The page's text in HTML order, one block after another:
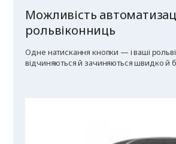
Можливість
рольвіконниць
Одне натискання кнопки — і ваші
відчиняються й зачиняються швидко й